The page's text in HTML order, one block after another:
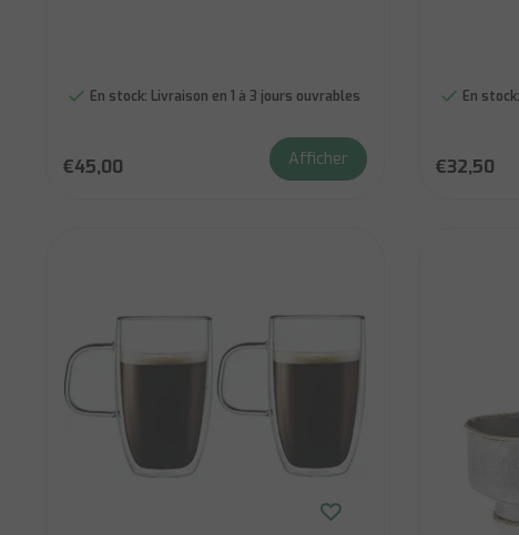
En stock: Livraison en 1 à 3 jours ouvrables
€45,00 Afficher
En stock:
€32,50